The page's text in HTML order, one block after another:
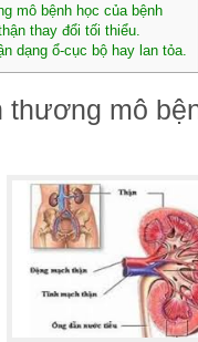
mô bệnh học của bệnh
thay đổi tối thiểu.
dạng ổ-cục bộ hay lan tỏa.
thương mô